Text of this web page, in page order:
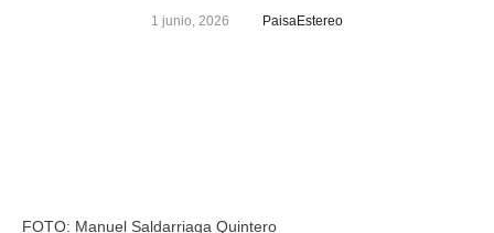
1 junio, 2026 PaisaEstereo
FOTO: Manuel Saldarriaga Quintero